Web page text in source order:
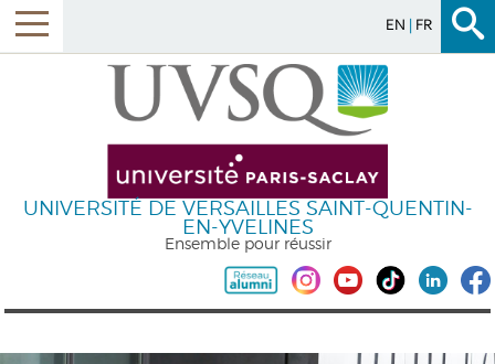
EN FR
UNIVERSITÉ DE VERSAILLES SAINT-QUENTIN-
EN-YVELINES
Ensemble pour réussir